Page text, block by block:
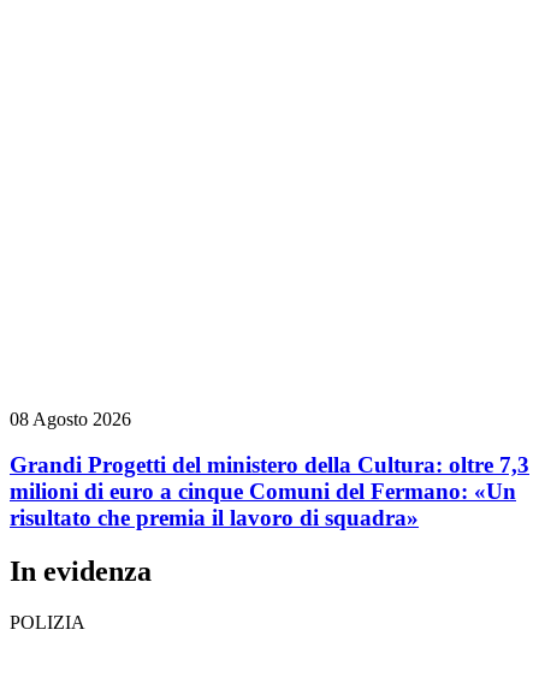
08 Agosto 2026
Grandi Progetti del ministero della Cultura: oltre 7,3
milioni di euro a cinque Comuni del Fermano: «Un
risultato che premia il lavoro di squadra»
In evidenza
POLIZIA